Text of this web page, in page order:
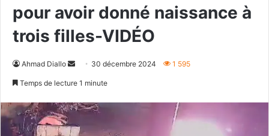
pour avoir donné naissance à
trois filles-VIDÉO
Ahmad Diallo
Envoyer30 décembre 2024 1 595
Temps de lecture 1 minute